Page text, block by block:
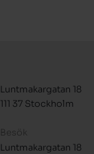
Luntmakargatan 18
111 37 Stockholm
Besök
Luntmakargatan 18